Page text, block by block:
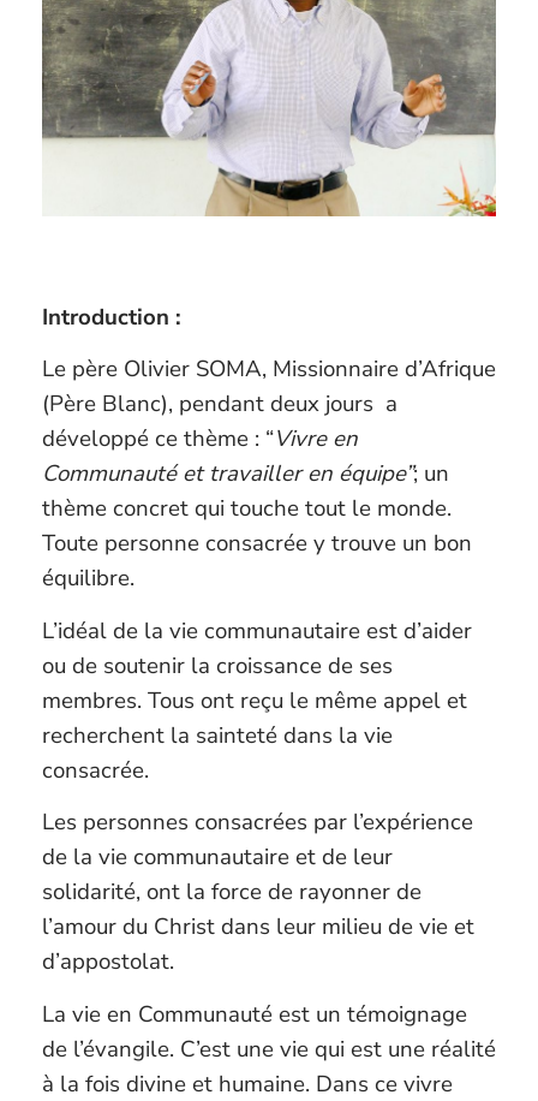
Introduction :
Le père Olivier SOMA, Missionnaire d’Afrique
(Père Blanc), pendant deux jours a
développé ce thème : “Vivre en
Communauté et travailler en équipe”; un
thème concret qui touche tout le monde.
Toute personne consacrée y trouve un bon
équilibre.
L’idéal de la vie communautaire est d’aider
ou de soutenir la croissance de ses
membres. Tous ont reçu le même appel et
recherchent la sainteté dans la vie
consacrée.
Les personnes consacrées par l’expérience
de la vie communautaire et de leur
solidarité, ont la force de rayonner de
l’amour du Christ dans leur milieu de vie et
d’appostolat.
La vie en Communauté est un témoignage
de l’évangile. C’est une vie qui est une réalité
à la fois divine et humaine. Dans ce vivre